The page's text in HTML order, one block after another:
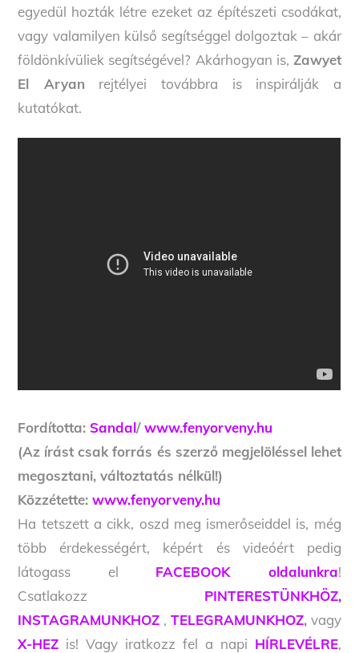
egyedül hozták létre ezeket az építészeti csodákat,
vagy valamilyen külső segítséggel dolgoztak – akár
földönkívüliek segítségével? Akárhogyan is, Zawyet
El Aryan rejtélyei továbbra is inspirálják a
kutatókat.
Fordította:Sandal/www.fenyorveny.hu
(Az írást csak forrás és szerző megjelöléssel lehet
megosztani, változtatás nélkül!)
Közzétette:www.fenyorveny.hu
Ha tetszett a cikk, oszd meg ismerőseiddel is, még
több érdekességért, képért és videóért pedig
látogass el FACEBOOK oldalunkra!
Csatlakozz PINTERESTÜNKHÖZ,
INSTAGRAMUNKHOZ , TELEGRAMUNKHOZ,vagy
X-HEZ is! Vagy iratkozz fel a napi HÍRLEVÉLRE,